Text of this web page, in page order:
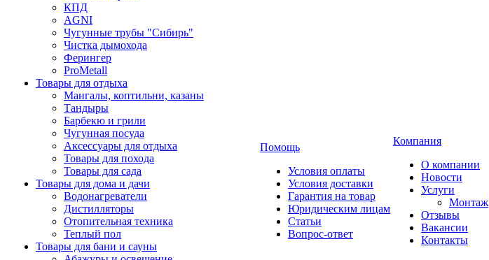
КПД
AGNI
Чугунные трубы "Сибирь"
Чистка дымохода
Ферингер
ProMetall
Товары для отдыха
Мангалы, коптильни, казаны
Тандыры
Барбекю и грили
Чугунная посуда
Аксессуары для отдыха
Товары для похода
Товары для сада
Товары для дома и дачи
Водонагреватели
Дистилляторы
Отопительная техника
Теплый пол
Товары для бани и сауны
Помощь
Условия оплаты
Условия доставки
Гарантия на товар
Юридическим лицам
Статьи
Вопрос-ответ
Компания
О компании
Новости
Услуги
Монтаж
Отзывы
Вакансии
Контакты